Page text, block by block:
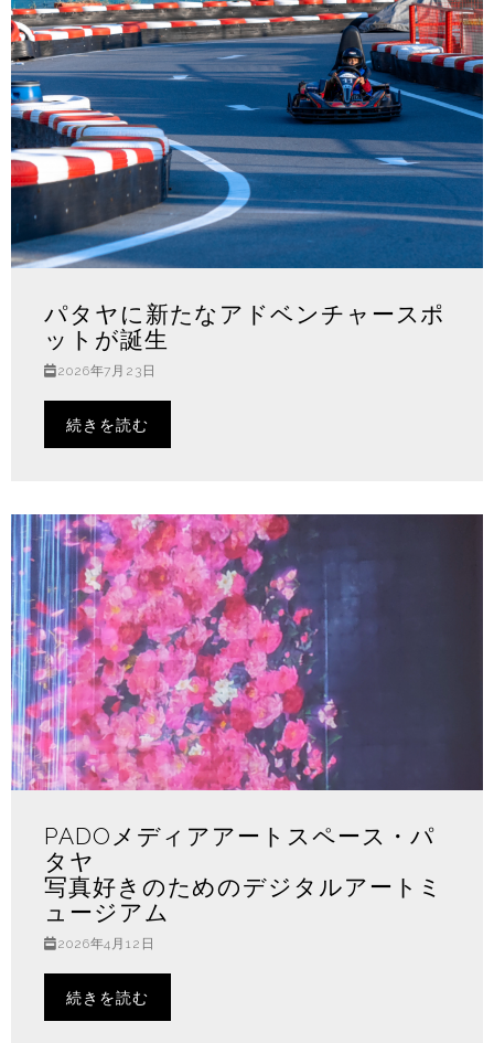
パタヤに新たなアドベンチャースポ
ットが誕生
2026年7月23日
続きを読む
PADOメディアアートスペース・パ
タヤ
写真好きのためのデジタルアートミ
ュージアム
2026年4月12日
続きを読む